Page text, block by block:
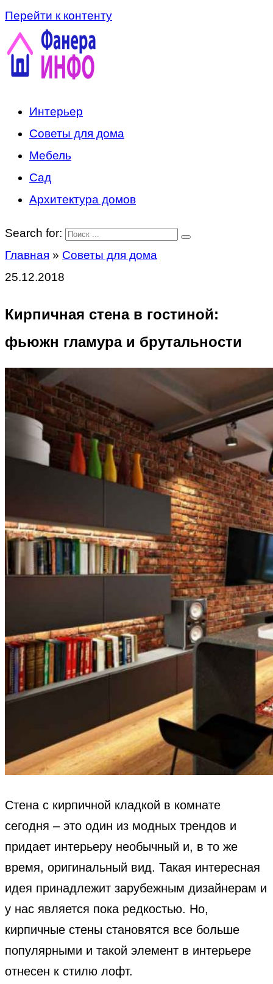
Перейти к контенту
Интерьер
Советы для дома
Мебель
Сад
Архитектура домов
Search for:
Главная » Советы для дома
25.12.2018
Кирпичная стена в гостиной:
фьюжн гламура и брутальности
Стена с кирпичной кладкой в комнате
сегодня – это один из модных трендов и
придает интерьеру необычный и, в то же
время, оригинальный вид. Такая интересная
идея принадлежит зарубежным дизайнерам и
у нас является пока редкостью. Но,
кирпичные стены становятся все больше
популярными и такой элемент в интерьере
отнесен к стилю лофт.